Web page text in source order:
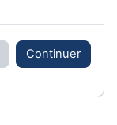
Continuer